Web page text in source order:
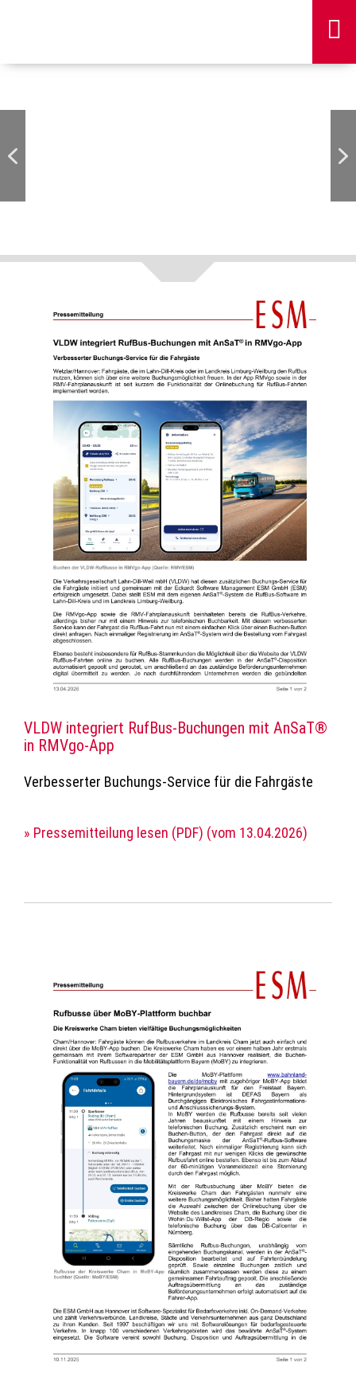
VLDW integriert RufBus-Buchungen mit AnSaT®
in RMVgo-App
Verbesserter Buchungs-Service für die Fahrgäste
» Pressemitteilung lesen (PDF) (vom 13.04.2026)